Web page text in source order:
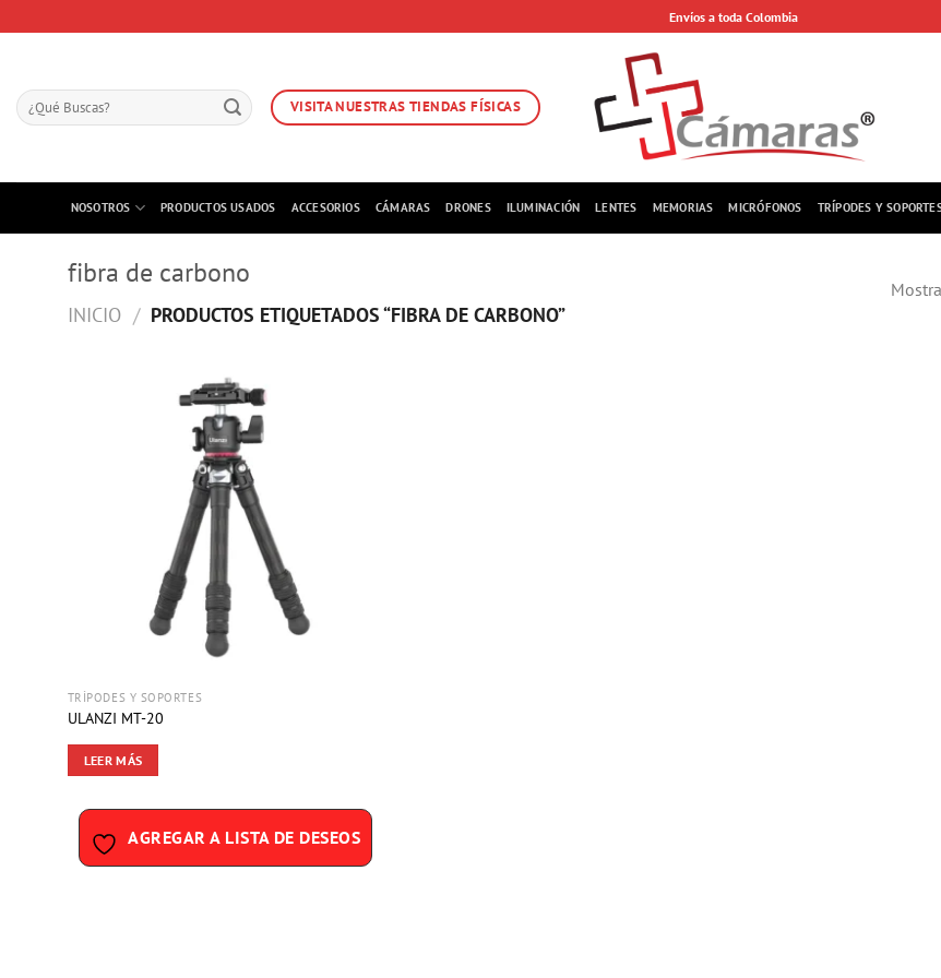
to
Envíos a toda Colombia
Buscar
por:
VISITA NUESTRAS TIENDAS FÍSICAS
NOSOTROS PRODUCTOS USADOS ACCESORIOS CÁMARAS DRONES ILUMINACIÓN LENTES MEMORIAS MICRÓFONOS TRÍPODES Y
fibra de carbono
INICIO / PRODUCTOS ETIQUETADOS “FIBRA DE CARBONO”
TRÍPODES Y SOPORTES
ULANZI MT-20
LEER MÁS
AGREGAR A LISTA DE DESEOS